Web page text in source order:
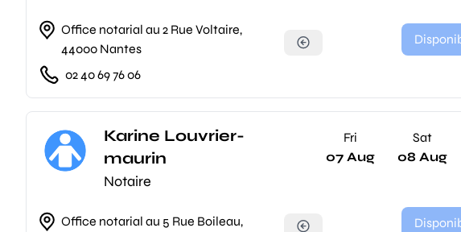
Office notarial au 2 Rue Voltaire,
44000 Nantes
02 40 69 76 06
Karine Louvrier-
maurin
Notaire
Office notarial au 5 Rue Boileau,
Fri
07 Aug
Sat
08 Aug